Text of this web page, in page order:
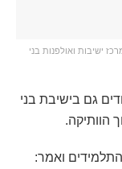
ישיבות ואולפנות בני
גם בישיבת בני
הוותיקה.
ואמר: